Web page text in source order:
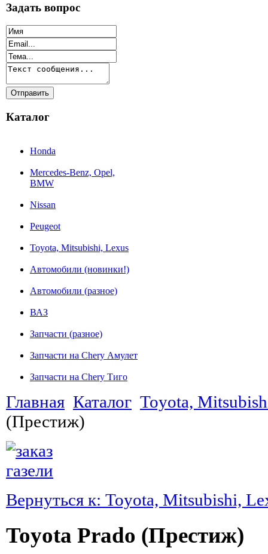
Задать вопрос
Каталог
Honda
Mercedes-Benz, Opel,
BMW
Nissan
Peugeot
Toyota, Mitsubishi, Lexus
Автомобили (новинки!)
Автомобили (разное)
ВАЗ
Запчасти (разное)
Запчасти на Chery Амулет
Запчасти на Chery Тиго
Главная Каталог Toyota,
(Престиж)
Вернуться к: Toyota, Mitsubishi,
Toyota Prado (Престиж)